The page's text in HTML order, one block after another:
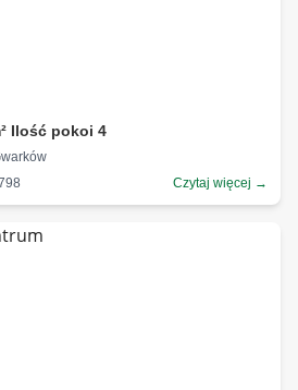
Ilość pokoi 4
Czytaj więcej →